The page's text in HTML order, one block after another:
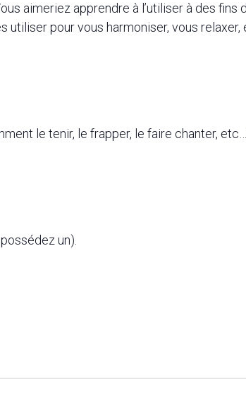
aimeriez apprendre à l’utiliser à des
pour vous harmoniser, vous
le tenir, le frapper, le faire chanter,
un).